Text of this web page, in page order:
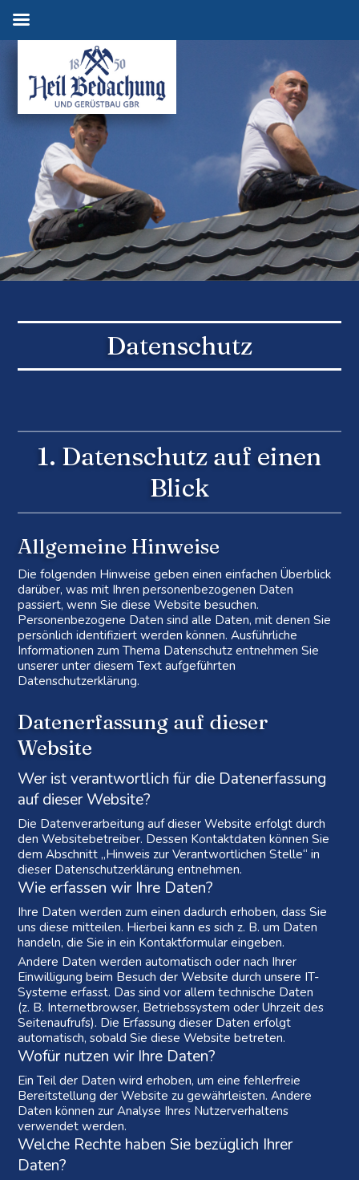
Datenschutz
1. Datenschutz auf einen
Blick
Allgemeine Hinweise
Die folgenden Hinweise geben einen einfachen Überblick
darüber, was mit Ihren personenbezogenen Daten
passiert, wenn Sie diese Website besuchen.
Personenbezogene Daten sind alle Daten, mit denen Sie
persönlich identifiziert werden können. Ausführliche
Informationen zum Thema Datenschutz entnehmen Sie
unserer unter diesem Text aufgeführten
Datenschutzerklärung.
Datenerfassung auf dieser
Website
Wer ist verantwortlich für die Datenerfassung
auf dieser Website?
Die Datenverarbeitung auf dieser Website erfolgt durch
den Websitebetreiber. Dessen Kontaktdaten können Sie
dem Abschnitt „Hinweis zur Verantwortlichen Stelle“ in
dieser Datenschutzerklärung entnehmen.
Wie erfassen wir Ihre Daten?
Ihre Daten werden zum einen dadurch erhoben, dass Sie
uns diese mitteilen. Hierbei kann es sich z. B. um Daten
handeln, die Sie in ein Kontaktformular eingeben.
Andere Daten werden automatisch oder nach Ihrer
Einwilligung beim Besuch der Website durch unsere IT-
Systeme erfasst. Das sind vor allem technische Daten
(z. B. Internetbrowser, Betriebssystem oder Uhrzeit des
Seitenaufrufs). Die Erfassung dieser Daten erfolgt
automatisch, sobald Sie diese Website betreten.
Wofür nutzen wir Ihre Daten?
Ein Teil der Daten wird erhoben, um eine fehlerfreie
Bereitstellung der Website zu gewährleisten. Andere
Daten können zur Analyse Ihres Nutzerverhaltens
verwendet werden.
Welche Rechte haben Sie bezüglich Ihrer
Daten?